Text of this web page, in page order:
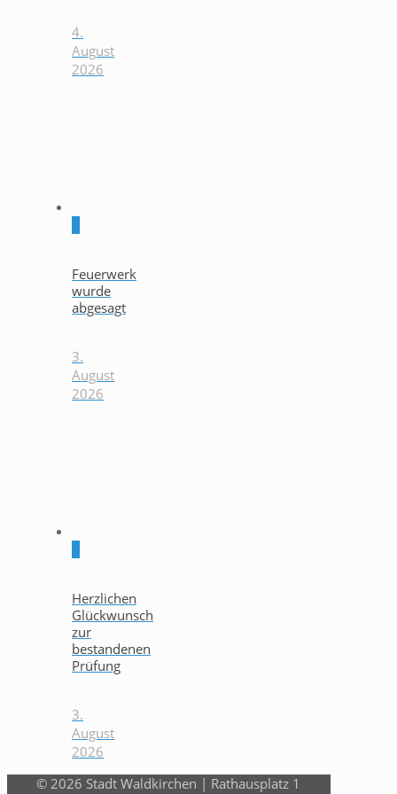
4.
August
2026
Feuerwerk
wurde
abgesagt
3.
August
2026
Herzlichen
Glückwunsch
zur
bestandenen
Prüfung
3.
August
2026
© 2026 Stadt Waldkirchen | Rathausplatz 1